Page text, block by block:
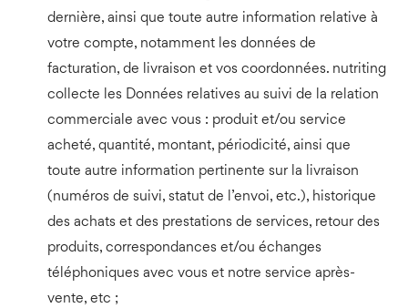
dernière, ainsi que toute autre information relative à
votre compte, notamment les données de
facturation, de livraison et vos coordonnées. nutriting
collecte les Données relatives au suivi de la relation
commerciale avec vous : produit et/ou service
acheté, quantité, montant, périodicité, ainsi que
toute autre information pertinente sur la livraison
(numéros de suivi, statut de l’envoi, etc.), historique
des achats et des prestations de services, retour des
produits, correspondances et/ou échanges
téléphoniques avec vous et notre service après-
vente, etc ;